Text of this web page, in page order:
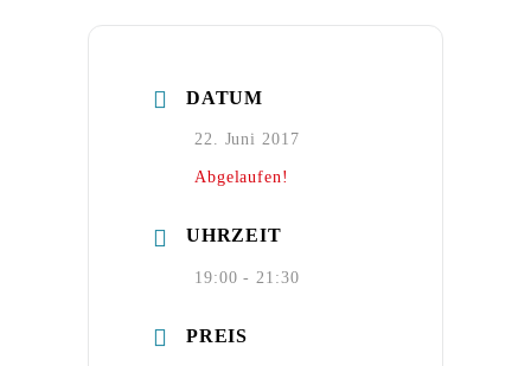
DATUM
22. Juni 2017
Abgelaufen!
UHRZEIT
19:00 - 21:30
PREIS